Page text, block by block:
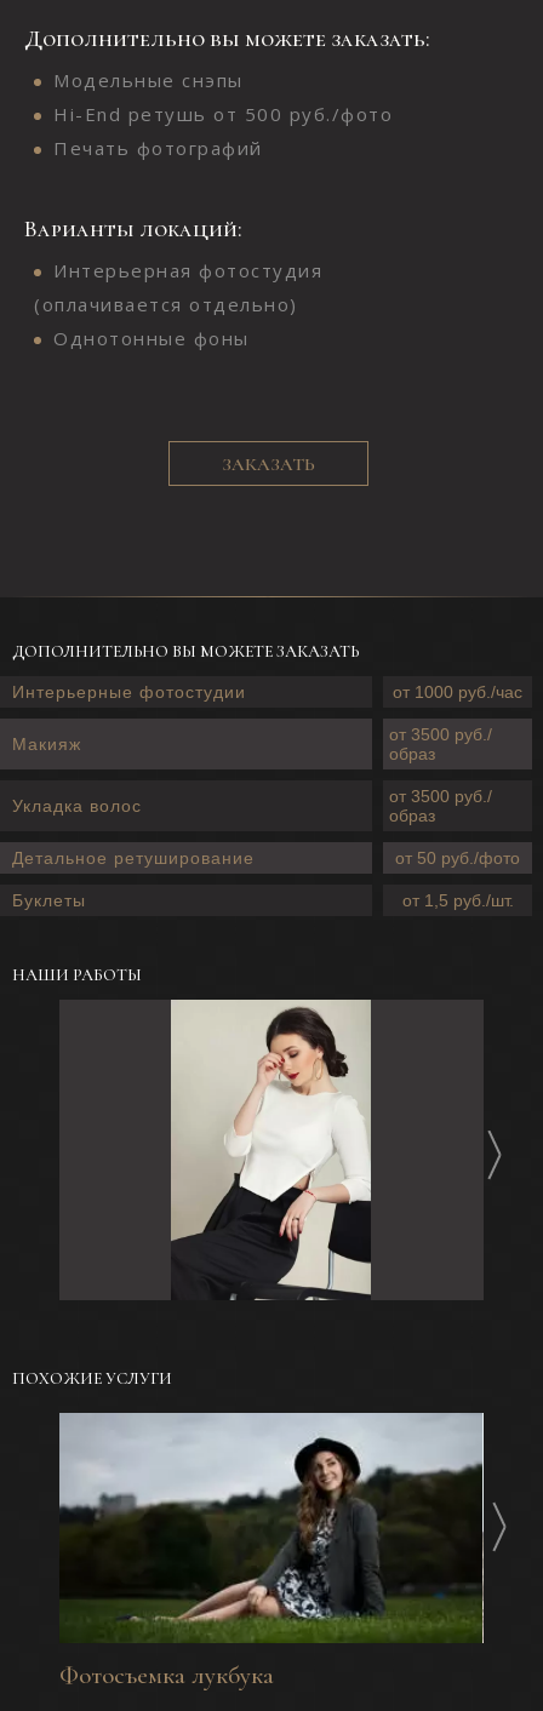
Дополнительно вы можете заказать:
Модельные снэпы
Hi-End ретушь от 500 руб./фото
Печать фотографий
Варианты локаций:
Интерьерная фотостудия
(оплачивается отдельно)
Однотонные фоны
ЗАКАЗАТЬ
ДОПОЛНИТЕЛЬНО ВЫ МОЖЕТЕ ЗАКАЗАТЬ
Интерьерные фотостудии от 1000 руб./час
Макияж
от 3500 руб./
образ
Укладка волос
от 3500 руб./
образ
Детальное ретуширование от 50 руб./фото
Буклеты от 1,5 руб./шт.
НАШИ РАБОТЫ
ПОХОЖИЕ УСЛУГИ
Фотосъемка лукбука